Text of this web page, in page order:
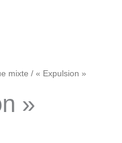
mixte / « Expulsion »
»